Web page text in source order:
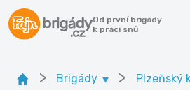
Od první brigády
k práci snů
> Brigády > Plzeňský